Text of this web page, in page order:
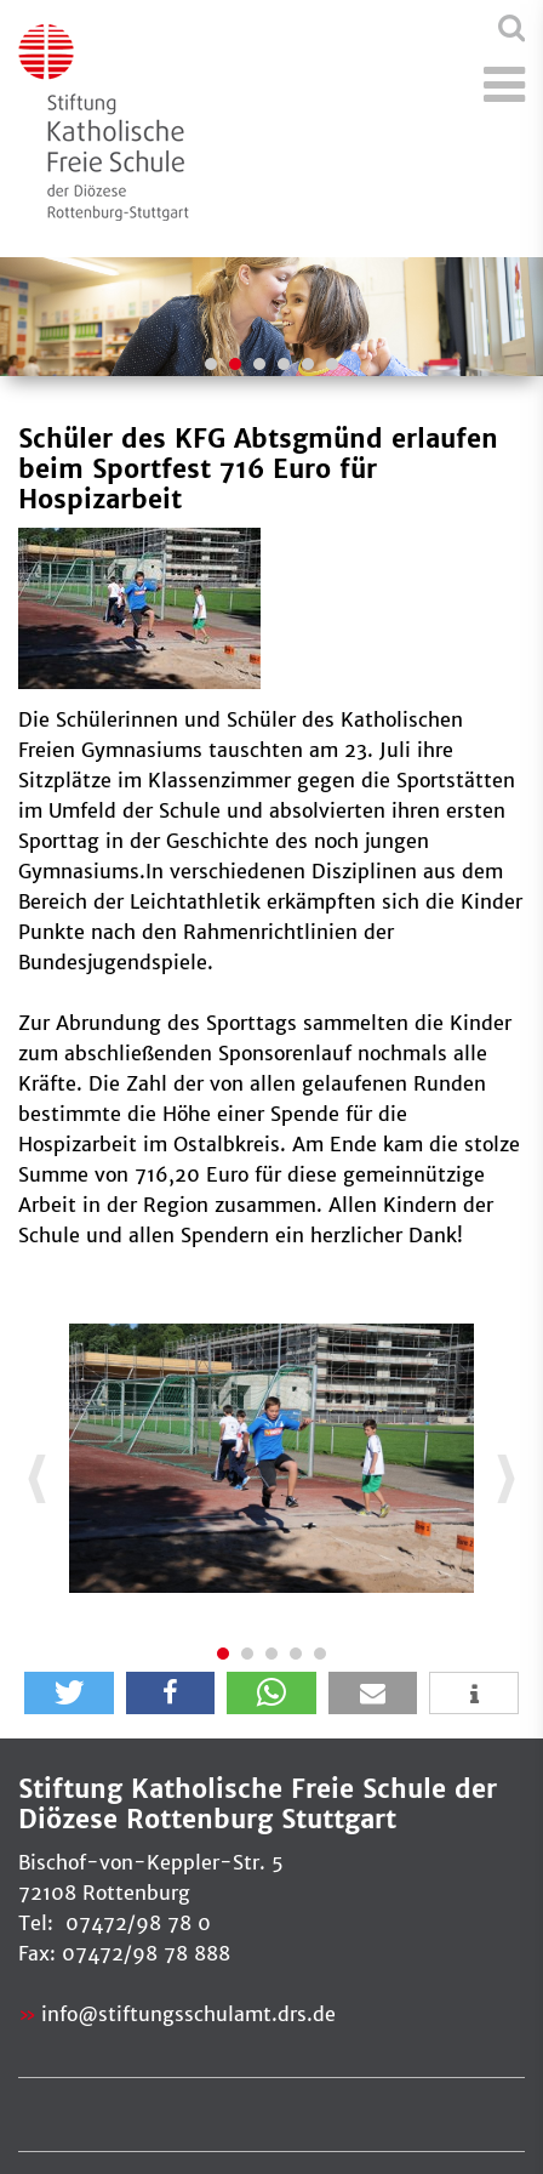
Schüler des KFG Abtsgmünd erlaufen
beim Sportfest 716 Euro für
Hospizarbeit
Die Schülerinnen und Schüler des Katholischen
Freien Gymnasiums tauschten am 23. Juli ihre
Sitzplätze im Klassenzimmer gegen die Sportstätten
im Umfeld der Schule und absolvierten ihren ersten
Sporttag in der Geschichte des noch jungen
Gymnasiums.In verschiedenen Disziplinen aus dem
Bereich der Leichtathletik erkämpften sich die Kinder
Punkte nach den Rahmenrichtlinien der
Bundesjugendspiele.
Zur Abrundung des Sporttags sammelten die Kinder
zum abschließenden Sponsorenlauf nochmals alle
Kräfte. Die Zahl der von allen gelaufenen Runden
bestimmte die Höhe einer Spende für die
Hospizarbeit im Ostalbkreis. Am Ende kam die stolze
Summe von 716,20 Euro für diese gemeinnützige
Arbeit in der Region zusammen. Allen Kindern der
Schule und allen Spendern ein herzlicher Dank!
Stiftung Katholische Freie Schule der
Diözese Rottenburg Stuttgart
Bischof-von-Keppler-Str. 5
72108 Rottenburg
Tel: 07472/98 78 0
Fax: 07472/98 78 888
info@stiftungsschulamt.drs.de